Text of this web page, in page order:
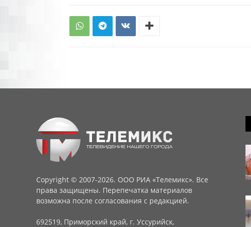
Copyright © 2007-2026. ООО РИА «Телемикс». Все
права защищены. Перепечатка материалов
возможна после согласования с редакцией.
692519, Приморский край, г. Уссурийск,